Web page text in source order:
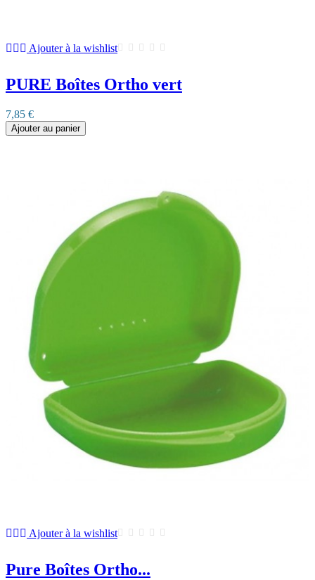
Ajouter à la wishlist
PURE Boîtes Ortho vert
7,85 €
Ajouter au panier
Ajouter à la wishlist
Pure Boîtes Ortho...